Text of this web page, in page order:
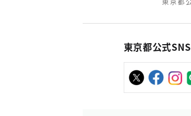
東京都公式SNS